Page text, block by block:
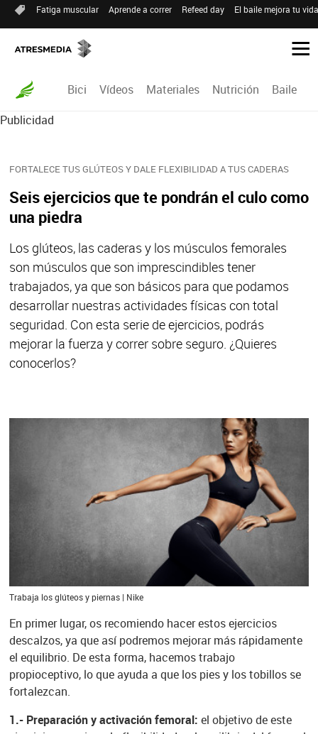
Fatiga muscular Aprende a correr Refeed day El baile mejora tu
Bici Vídeos Materiales Nutrición Baile
Publicidad
FORTALECE TUS GLÚTEOS Y DALE FLEXIBILIDAD A TUS CADERAS
Seis ejercicios que te pondrán el culo como
una piedra
Los glúteos, las caderas y los músculos femorales
son músculos que son imprescindibles tener
trabajados, ya que son básicos para que podamos
desarrollar nuestras actividades físicas con total
seguridad. Con esta serie de ejercicios, podrás
mejorar la fuerza y correr sobre seguro. ¿Quieres
conocerlos?
Trabaja los glúteos y piernas | Nike
En primer lugar, os recomiendo hacer estos ejercicios
descalzos, ya que así podremos mejorar más rápidamente
el equilibrio. De esta forma, hacemos trabajo
propioceptivo, lo que ayuda a que los pies y los tobillos se
fortalezcan.
1.- Preparación y activación femoral: el objetivo de este